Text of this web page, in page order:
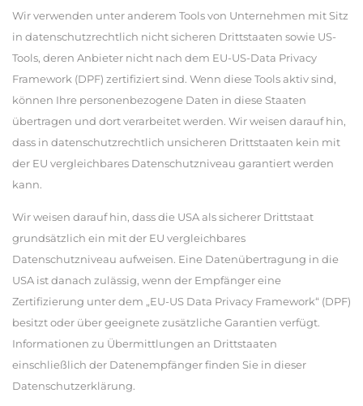
Wir verwenden unter anderem Tools von Unternehmen mit Sitz
in datenschutzrechtlich nicht sicheren Drittstaaten sowie US-
Tools, deren Anbieter nicht nach dem EU-US-Data Privacy
Framework (DPF) zertifiziert sind. Wenn diese Tools aktiv sind,
können Ihre personenbezogene Daten in diese Staaten
übertragen und dort verarbeitet werden. Wir weisen darauf hin,
dass in datenschutzrechtlich unsicheren Drittstaaten kein mit
der EU vergleichbares Datenschutzniveau garantiert werden
kann.
Wir weisen darauf hin, dass die USA als sicherer Drittstaat
grundsätzlich ein mit der EU vergleichbares
Datenschutzniveau aufweisen. Eine Datenübertragung in die
USA ist danach zulässig, wenn der Empfänger eine
Zertifizierung unter dem „EU-US Data Privacy Framework“ (DPF)
besitzt oder über geeignete zusätzliche Garantien verfügt.
Informationen zu Übermittlungen an Drittstaaten
einschließlich der Datenempfänger finden Sie in dieser
Datenschutzerklärung.